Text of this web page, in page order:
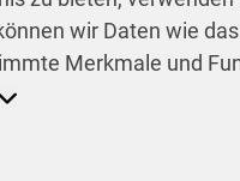
wir Daten wie
Merkmale und